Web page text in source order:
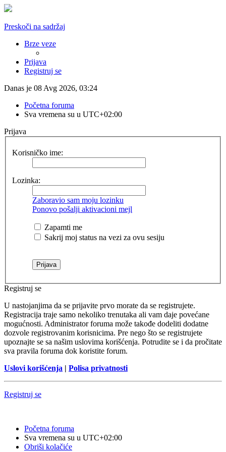
Preskoči na sadržaj
Brze veze
Prijava
Registruj se
Danas je 08 Avg 2026, 03:24
Početna foruma
Sva vremena su u UTC+02:00
Prijava
Korisničko ime:
Lozinka:
Zaboravio sam moju lozinku
Ponovo pošalji aktivacioni mejl
Zapamti me
Sakrij moj status na vezi za ovu sesiju
Registruj se
U nastojanjima da se prijavite prvo morate da se registrujete.
Registracija traje samo nekoliko trenutaka ali vam daje povećane
mogućnosti. Administrator foruma može takođe dodeliti dodatne
dozvole registrovanim korisnicima. Pre nego što se registrujete
upoznajte se sa našim uslovima korišćenja. Potrudite se i da pročitate
sva pravila foruma dok koristite forum.
Uslovi korišćenja | Polisa privatnosti
Registruj se
Početna foruma
Sva vremena su u UTC+02:00
Obriši kolačiće